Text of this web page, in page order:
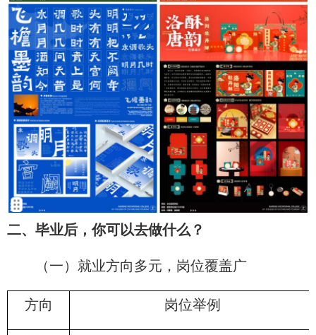
二、毕业后，你可以去做什么？
（一）就业方向多元，岗位覆盖广
方向 岗位举例